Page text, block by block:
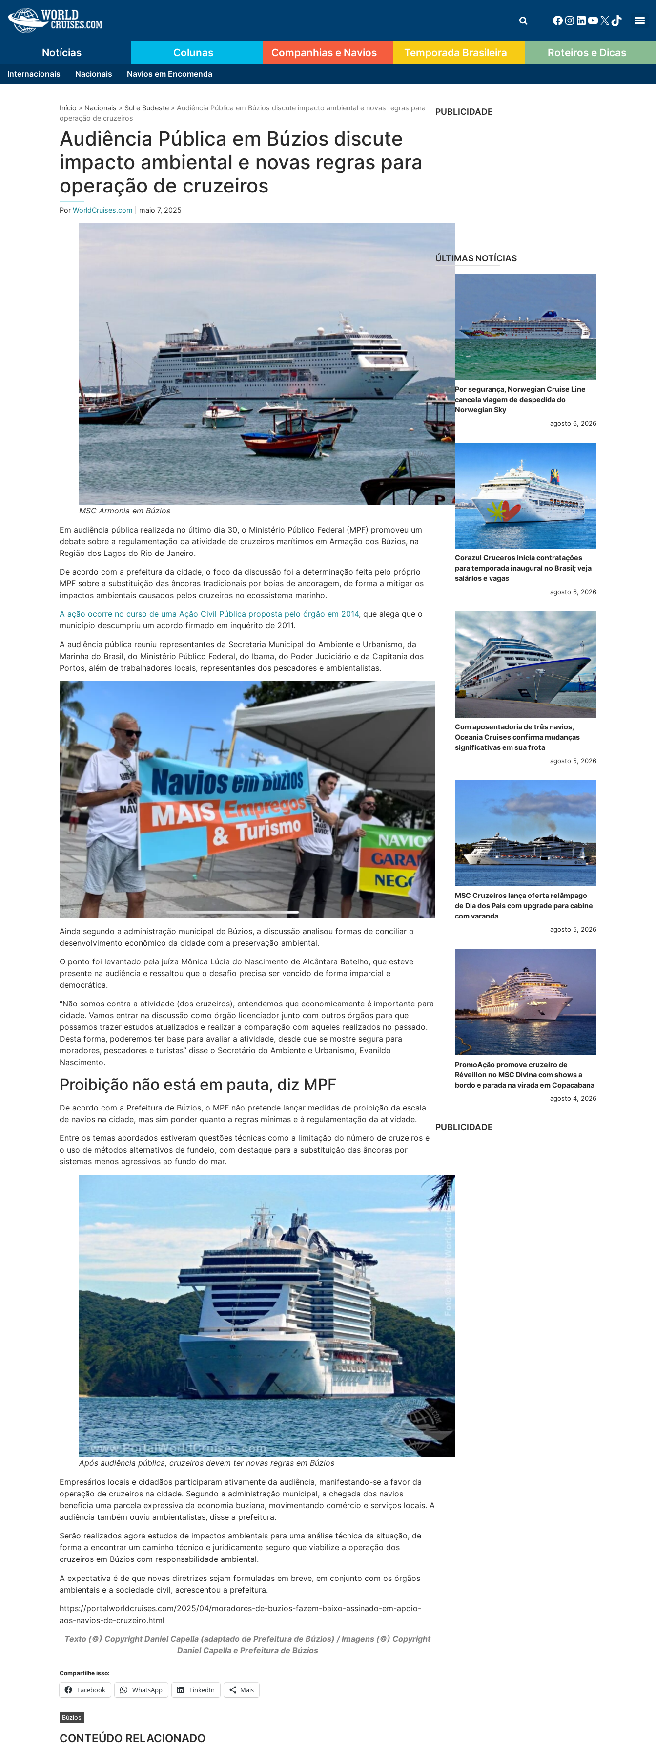
Notícias
Internacionais Nacionais Navios em Encomenda
Colunas Companhias e Navios Temporada Brasileira Roteiros e Dicas
Início » Nacionais » Sul e Sudeste » Audiência Pública em Búzios discute impacto ambiental e novas regras para
operação de cruzeiros
Audiência Pública em Búzios discute
impacto ambiental e novas regras para
operação de cruzeiros
Por WorldCruises.com | maio 7, 2025
MSC Armonia em Búzios
Em audiência pública realizada no último dia 30, o Ministério Público Federal (MPF) promoveu um
debate sobre a regulamentação da atividade de cruzeiros marítimos em Armação dos Búzios, na
Região dos Lagos do Rio de Janeiro.
De acordo com a prefeitura da cidade, o foco da discussão foi a determinação feita pelo próprio
MPF sobre a substituição das âncoras tradicionais por boias de ancoragem, de forma a mitigar os
impactos ambientais causados pelos cruzeiros no ecossistema marinho.
A ação ocorre no curso de uma Ação Civil Pública proposta pelo órgão em 2014, que alega que o
município descumpriu um acordo firmado em inquérito de 2011.
A audiência pública reuniu representantes da Secretaria Municipal do Ambiente e Urbanismo, da
Marinha do Brasil, do Ministério Público Federal, do Ibama, do Poder Judiciário e da Capitania dos
Portos, além de trabalhadores locais, representantes dos pescadores e ambientalistas.
Ainda segundo a administração municipal de Búzios, a discussão analisou formas de conciliar o
desenvolvimento econômico da cidade com a preservação ambiental.
O ponto foi levantado pela juíza Mônica Lúcia do Nascimento de Alcântara Botelho, que esteve
presente na audiência e ressaltou que o desafio precisa ser vencido de forma imparcial e
democrática.
“Não somos contra a atividade (dos cruzeiros), entendemos que economicamente é importante para
cidade. Vamos entrar na discussão como órgão licenciador junto com outros órgãos para que
possamos trazer estudos atualizados e realizar a comparação com aqueles realizados no passado.
Desta forma, poderemos ter base para avaliar a atividade, desde que se mostre segura para
moradores, pescadores e turistas” disse o Secretário do Ambiente e Urbanismo, Evanildo
Nascimento.
Proibição não está em pauta, diz MPF
De acordo com a Prefeitura de Búzios, o MPF não pretende lançar medidas de proibição da escala
de navios na cidade, mas sim ponder quanto a regras mínimas e à regulamentação da atividade.
Entre os temas abordados estiveram questões técnicas como a limitação do número de cruzeiros e
o uso de métodos alternativos de fundeio, com destaque para a substituição das âncoras por
sistemas menos agressivos ao fundo do mar.
Após audiência pública, cruzeiros devem ter novas regras em Búzios
Empresários locais e cidadãos participaram ativamente da audiência, manifestando-se a favor da
operação de cruzeiros na cidade. Segundo a administração municipal, a chegada dos navios
beneficia uma parcela expressiva da economia buziana, movimentando comércio e serviços locais. A
audiência também ouviu ambientalistas, disse a prefeitura.
Serão realizados agora estudos de impactos ambientais para uma análise técnica da situação, de
forma a encontrar um caminho técnico e juridicamente seguro que viabilize a operação dos
cruzeiros em Búzios com responsabilidade ambiental.
A expectativa é de que novas diretrizes sejam formuladas em breve, em conjunto com os órgãos
ambientais e a sociedade civil, acrescentou a prefeitura.
https://portalworldcruises.com/2025/04/moradores-de-buzios-fazem-baixo-assinado-em-apoio-
aos-navios-de-cruzeiro.html
Texto (©) Copyright Daniel Capella (adaptado de Prefeitura de Búzios) / Imagens (©) Copyright
Daniel Capella e Prefeitura de Búzios
Compartilhe isso:
Facebook WhatsApp LinkedIn Mais
Búzios
CONTEÚDO RELACIONADO
PUBLICIDADE
ÚLTIMAS NOTÍCIAS
Por segurança, Norwegian Cruise Line
cancela viagem de despedida do
Norwegian Sky
agosto 6, 2026
Corazul Cruceros inicia contratações
para temporada inaugural no Brasil; veja
salários e vagas
agosto 6, 2026
Com aposentadoria de três navios,
Oceania Cruises confirma mudanças
significativas em sua frota
agosto 5, 2026
MSC Cruzeiros lança oferta relâmpago
de Dia dos Pais com upgrade para cabine
com varanda
agosto 5, 2026
PromoAção promove cruzeiro de
Réveillon no MSC Divina com shows a
bordo e parada na virada em Copacabana
agosto 4, 2026
PUBLICIDADE